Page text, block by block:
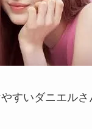
すいダニエルさ